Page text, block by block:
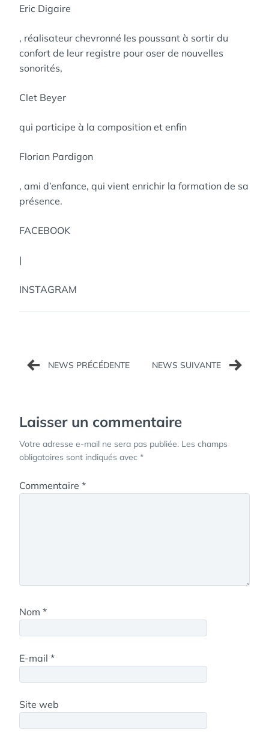
Eric Digaire
, réalisateur chevronné les poussant à sortir du
confort de leur registre pour oser de nouvelles
sonorités,
Clet Beyer
qui participe à la composition et enfin
Florian Pardigon
, ami d’enfance, qui vient enrichir la formation de sa
présence.
FACEBOOK
|
INSTAGRAM
Navigation
de
Laisser un commentaire
Votre adresse e-mail ne sera pas publiée. Les champs
obligatoires sont indiqués avec *
Commentaire *
Nom *
E-mail *
Site web